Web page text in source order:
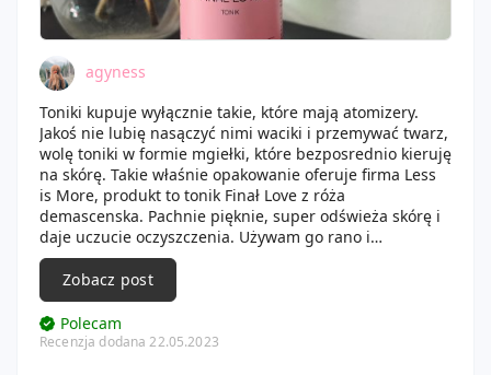
agyness
Toniki kupuje wyłącznie takie, które mają atomizery.
Jakoś nie lubię nasączyć nimi waciki i przemywać twarz,
wolę toniki w formie mgiełki, które bezposrednio kieruję
na skórę. Takie właśnie opakowanie oferuje firma Less
is More, produkt to tonik Finał Love z róża
demascenska. Pachnie pięknie, super odświeża skórę i
daje uczucie oczyszczenia. Używam go rano i
wieczorem. Spisuje się naprawdę wspaniale, ja jestem
zadowolona!
Zobacz post
Polecam
Recenzja dodana 22.05.2023